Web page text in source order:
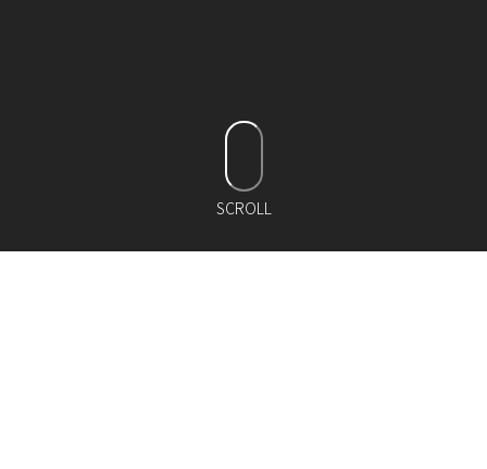
SCROLL